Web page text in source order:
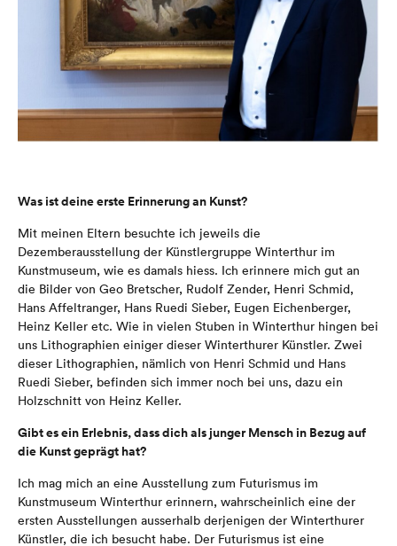
Was ist deine erste Erinnerung an Kunst?
Mit meinen Eltern besuchte ich jeweils die
Dezemberausstellung der Künstlergruppe Winterthur im
Kunstmuseum, wie es damals hiess. Ich erinnere mich gut an
die Bilder von Geo Bretscher, Rudolf Zender, Henri Schmid,
Hans Affeltranger, Hans Ruedi Sieber, Eugen Eichenberger,
Heinz Keller etc. Wie in vielen Stuben in Winterthur hingen bei
uns Lithographien einiger dieser Winterthurer Künstler. Zwei
dieser Lithographien, nämlich von Henri Schmid und Hans
Ruedi Sieber, befinden sich immer noch bei uns, dazu ein
Holzschnitt von Heinz Keller.
Gibt es ein Erlebnis, dass dich als junger Mensch in Bezug auf
die Kunst geprägt hat?
Ich mag mich an eine Ausstellung zum Futurismus im
Kunstmuseum Winterthur erinnern, wahrscheinlich eine der
ersten Ausstellungen ausserhalb derjenigen der Winterthurer
Künstler, die ich besucht habe. Der Futurismus ist eine